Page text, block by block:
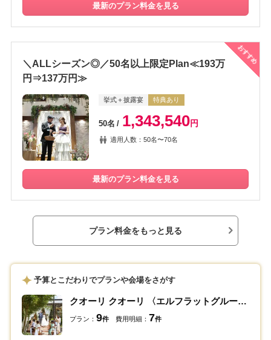
最新のプラン料金を見る
おすすめ
＼ALLシーズン◎／50名以上限定Plan≪193万
円⇒137万円≫
挙式＋披露宴 特典あり
50名 1,343,540円
適用人数：50名〜70名
最新のプラン料金を見る
プラン料金をもっと見る
予算とこだわりでプランや会場をさがす
クオーリ クオーリ 〈エルフラットグループ〉
プラン： 9件 費用明細： 7件